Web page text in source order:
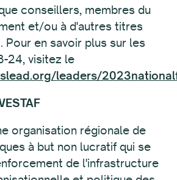
conseillers, membres du
et/ou à d'autres titres
Pour en savoir plus sur les
24, visitez le
leaders/
organisation régionale de
à but non lucratif qui se
de l'infrastructure